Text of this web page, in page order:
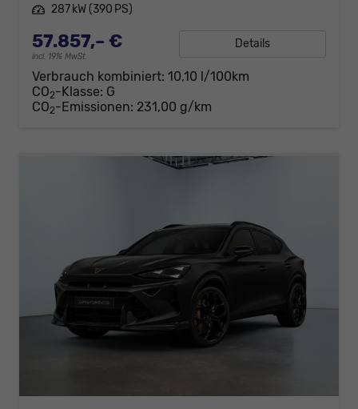
Leistung 287 kW (390 PS)
57.857,– €
incl. 19% MwSt.
Details
Verbrauch kombiniert: 10,10 l/100km
CO2-Klasse: G
CO2-Emissionen: 231,00 g/km